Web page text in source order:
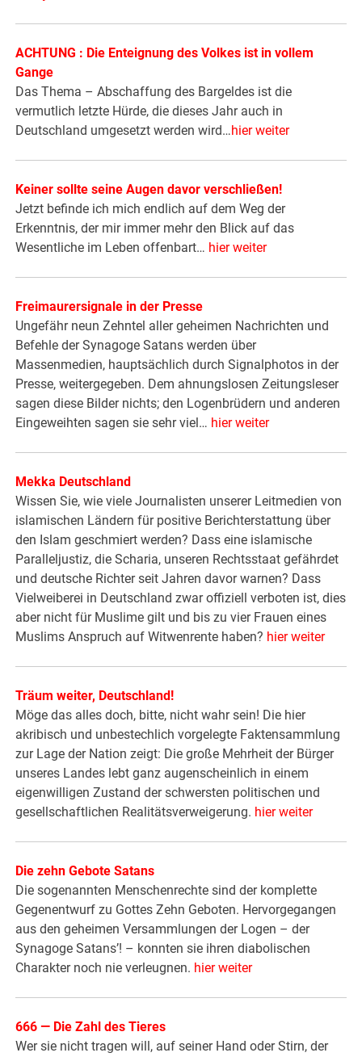
ACHTUNG : Die Enteignung des Volkes ist in vollem
Gange
Das Thema – Abschaffung des Bargeldes ist die
vermutlich letzte Hürde, die dieses Jahr auch in
Deutschland umgesetzt werden wird…hier weiter
Keiner sollte seine Augen davor verschließen!
Jetzt befinde ich mich endlich auf dem Weg der
Erkenntnis, der mir immer mehr den Blick auf das
Wesentliche im Leben offenbart… hier weiter
Freimaurersignale in der Presse
Ungefähr neun Zehntel aller geheimen Nachrichten und
Befehle der Synagoge Satans werden über
Massenmedien, hauptsächlich durch Signalphotos in der
Presse, weitergegeben. Dem ahnungslosen Zeitungsleser
sagen diese Bilder nichts; den Logenbrüdern und anderen
Eingeweihten sagen sie sehr viel… hier weiter
Mekka Deutschland
Wissen Sie, wie viele Journalisten unserer Leitmedien von
islamischen Ländern für positive Berichterstattung über
den Islam geschmiert werden? Dass eine islamische
Paralleljustiz, die Scharia, unseren Rechtsstaat gefährdet
und deutsche Richter seit Jahren davor warnen? Dass
Vielweiberei in Deutschland zwar offiziell verboten ist, dies
aber nicht für Muslime gilt und bis zu vier Frauen eines
Muslims Anspruch auf Witwenrente haben? hier weiter
Träum weiter, Deutschland!
Möge das alles doch, bitte, nicht wahr sein! Die hier
akribisch und unbestechlich vorgelegte Faktensammlung
zur Lage der Nation zeigt: Die große Mehrheit der Bürger
unseres Landes lebt ganz augenscheinlich in einem
eigenwilligen Zustand der schwersten politischen und
gesellschaftlichen Realitätsverweigerung. hier weiter
Die zehn Gebote Satans
Die sogenannten Menschenrechte sind der komplette
Gegenentwurf zu Gottes Zehn Geboten. Hervorgegangen
aus den geheimen Versammlungen der Logen – der
Synagoge Satans’! – konnten sie ihren diabolischen
Charakter noch nie verleugnen. hier weiter
666 — Die Zahl des Tieres
Wer sie nicht tragen will, auf seiner Hand oder Stirn, der